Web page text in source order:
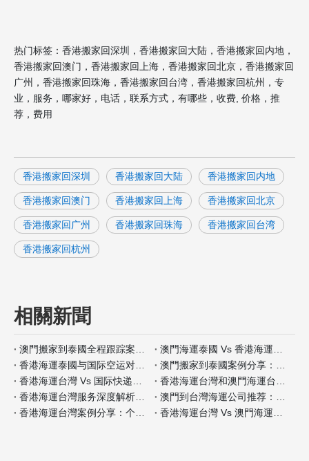
热门标签：香港搬家回深圳，香港搬家回大陆，香港搬家回内地，
香港搬家回澳门，香港搬家回上海，香港搬家回北京，香港搬家回
广州，香港搬家回珠海，香港搬家回台湾，香港搬家回杭州，专
业，服务，哪家好，电话，联系方式，有哪些，收费, 价格，推
荐，费用
香港搬家回深圳 香港搬家回大陆 香港搬家回内地
香港搬家回澳门 香港搬家回上海 香港搬家回北京
香港搬家回广州 香港搬家回珠海 香港搬家回台湾
香港搬家回杭州
相關新聞
澳門搬家到泰國全程跟踪案例分析
澳門海運泰國 Vs 香港海運泰國包装材料服务对比
香港海運泰國与国际空运对比：何时选择海运？
澳門搬家到泰國案例分享：全程自带保险如何操作
香港海運台灣 Vs 国际快递：哪种适合小件家具？
香港海運台灣和澳門海運台灣客户评价对比
香港海運台灣服务深度解析：门到门搬家全流程
澳門到台灣海運公司推荐：安全性和价格对比
香港海運台灣案例分享：个人行李搬家经验
香港海運台灣 Vs 澳門海運台灣保险服务差异分析